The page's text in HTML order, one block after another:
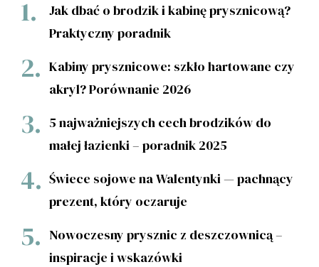
Jak dbać o brodzik i kabinę prysznicową?
Praktyczny poradnik
Kabiny prysznicowe: szkło hartowane czy
akryl? Porównanie 2026
5 najważniejszych cech brodzików do
małej łazienki – poradnik 2025
Świece sojowe na Walentynki — pachnący
prezent, który oczaruje
Nowoczesny prysznic z deszczownicą –
inspiracje i wskazówki